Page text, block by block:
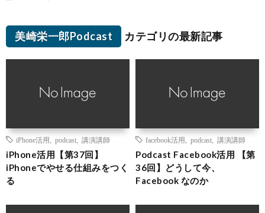
美崎栄一郎Podcast カテゴリの最新記事
iPhone活用 podcast 講演講師
iPhone活用【第37回】
iPhoneでやせる仕組みをつく
る
facebook活用 podcast 講演講師
Podcast Facebook活用 【第
36回】どうして今、
Facebook なのか